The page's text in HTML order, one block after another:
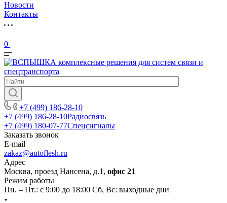
Новости
Контакты
0
+7 (499) 186-28-10
+7 (499) 186-28-10Радиосвязь
+7 (499) 180-07-77Спецсигналы
Заказать звонок
E-mail
zakaz@autoflesh.ru
Адрес
Москва, проезд Нансена, д.1, офис 21
Режим работы
Пн. – Пт.: с 9:00 до 18:00 Cб, Вс: выходные дни